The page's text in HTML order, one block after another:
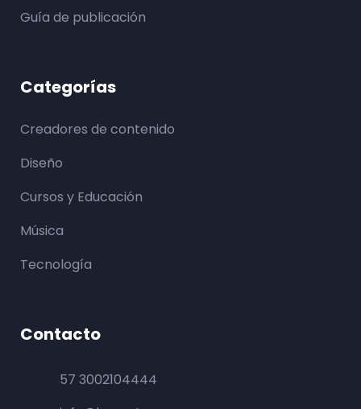
Guía de publicación
Categorías
Creadores de contenido
Diseño
Cursos y Educación
Música
Tecnología
Contacto
57 3002104444